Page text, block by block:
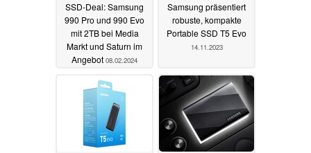
SSD-Deal: Samsung
990 Pro und 990 Evo
mit 2TB bei Media
Markt und Saturn im
Angebot 08.02.2024
Samsung präsentiert
robuste, kompakte
Portable SSD T5 Evo
14.11.2023